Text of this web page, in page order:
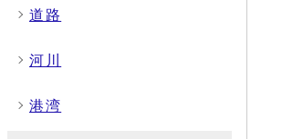
道路
河川
港湾